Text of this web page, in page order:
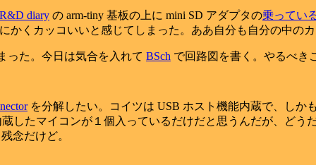
R&D diary の arm-tiny 基板の上に mini SD アダプタの乗ってい
かくカッコいいと感じてしまった。ああ自分も自分の中のカ
った。今日は気合を入れて BSch で回路図を書く。やるべき
を分解したい。コイツは USB ホスト機能内蔵で、しか
したマイコンが１個入っているだけだと思うんだが、ど
念だけど。